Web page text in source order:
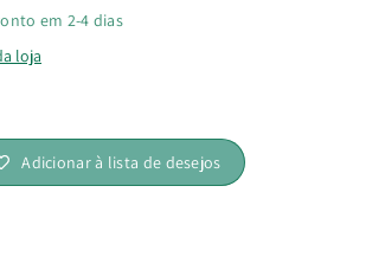
em 2-4 dias
loja
Adicionar à lista de desejos